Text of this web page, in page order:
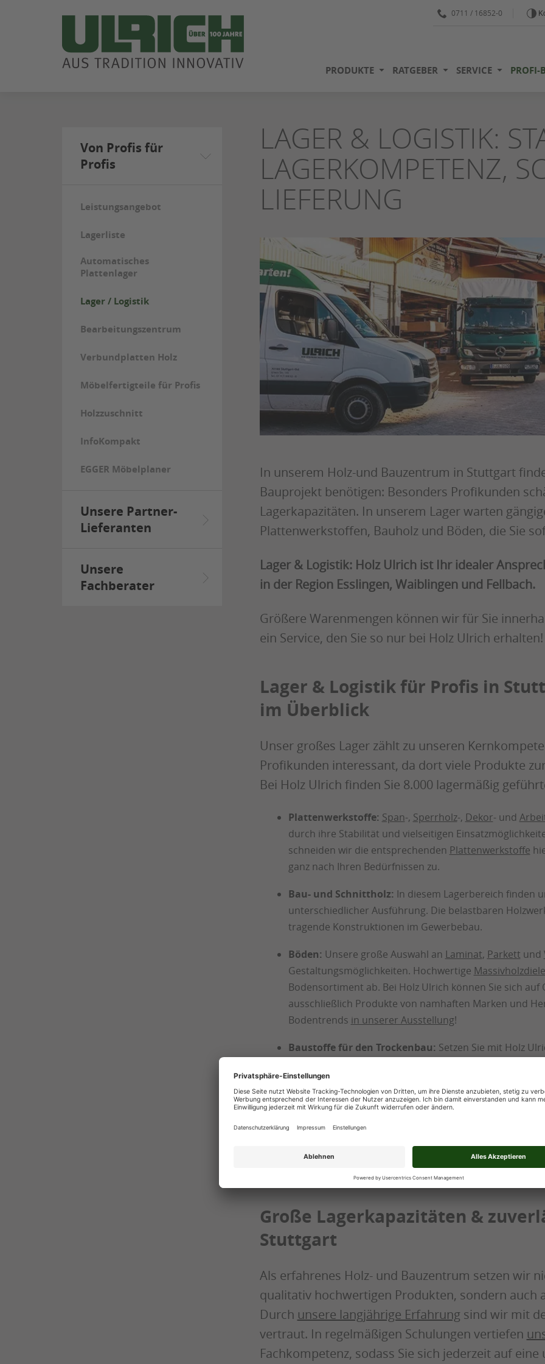
0711 / 16852-0
PRODUKTE RATGEBER SERVICE PROFI-
Von Profis für
Profis
Leistungsangebot
Lagerliste
Automatisches
Plattenlager
Lager / Logistik
Bearbeitungszentrum
Verbundplatten Holz
Möbelfertigteile für Profis
Holzzuschnitt
InfoKompakt
EGGER Möbelplaner
Unsere Partner-
Lieferanten
Unsere
Fachberater
LAGER & LOGISTIK:
LAGERKOMPETENZ,
LIEFERUNG
In unserem Holz-und Bauzentrum in Stuttgart
Bauprojekt benötigen: Besonders Profikunden
Lagerkapazitäten. In unserem Lager warten
Plattenwerkstoffen, Bauholz und Böden, die Sie
Lager & Logistik: Holz Ulrich ist Ihr idealer
in der Region Esslingen, Waiblingen und Fellbach.
Größere Warenmengen können wir für Sie
ein Service, den Sie so nur bei Holz Ulrich erhalten!
Lager & Logistik für Profis in
im Überblick
Unser großes Lager zählt zu unseren
Profikunden interessant, da dort viele Produkte
Bei Holz Ulrich finden Sie 8.000 lagermäßig
Plattenwerkstoffe: Span-, Sperrholz-, Dekor- und
durch ihre Stabilität und vielseitigen
schneiden wir die entsprechenden Plattenwerkstoffe
ganz nach Ihren Bedürfnissen zu.
Bau- und Schnittholz: In diesem Lagerbereich finden
unterschiedlicher Ausführung. Die belastbaren
tragende Konstruktionen im Gewerbebau.
Böden: Unsere große Auswahl an Laminat, Parkett und
Gestaltungsmöglichkeiten. Hochwertige
Bodensortiment ab. Bei Holz Ulrich können Sie sich
ausschließlich Produkte von namhaften Marken und
Bodentrends in unserer Ausstellung!
Baustoffe für den Trockenbau: Setzen Sie mit Holz
aus Holzfasern, Mineralwolle sowie XPS Hartschaum.
Nehmen Sie unseren Lieferservice in Anspruch,
mitnehmen können oder Zeit sparen möchten:
der Region Esslingen, Waiblingen und Fellbach
Große Lagerkapazitäten &
Stuttgart
Als erfahrenes Holz- und Bauzentrum setzen wir
qualitativ hochwertigen Produkten, sondern auch
Durch unsere langjährige Erfahrungsind wir mit
vertraut. In regelmäßigen Schulungen vertiefen
Fachkompetenz, sodass Sie sich jederzeit auf